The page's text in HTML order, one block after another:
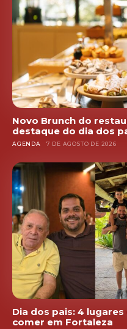
Novo Brunch do
destaque do dia dos
AGENDA 7 DE AGOSTO DE 2026
Dia dos pais: 4
comer em Fortaleza